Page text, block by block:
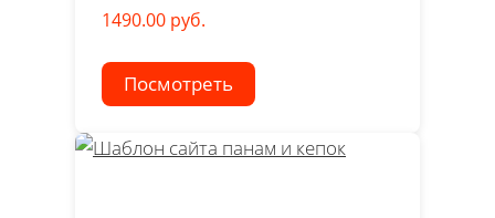
1490.00 руб.
Посмотреть